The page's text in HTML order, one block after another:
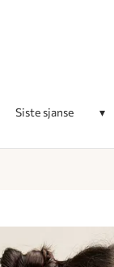
Siste sjanse ▾